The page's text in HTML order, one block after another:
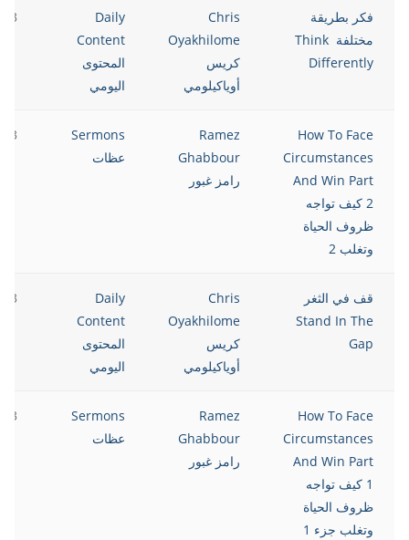
فكر بطريقة
مختلفة Think
Differently
Chris
Oyakhilome
كريس
أوياكيلومي
Daily
Content
المحتوى
اليومي
How To Face
Circumstances
And Win Part
2 كيف تواجه
ظروف الحياة
وتغلب 2
Ramez
Ghabbour
رامز غبور
Sermons
عظات
قف في الثغر
Stand In The
Gap
Chris
Oyakhilome
كريس
أوياكيلومي
Daily
Content
المحتوى
اليومي
How To Face
Circumstances
And Win Part
1 كيف تواجه
ظروف الحياة
وتغلب جزء 1
Ramez
Ghabbour
رامز غبور
Sermons
عظات